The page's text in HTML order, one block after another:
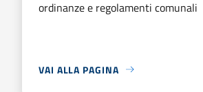
ordinanze e regolamenti comunali
VAI ALLA PAGINA